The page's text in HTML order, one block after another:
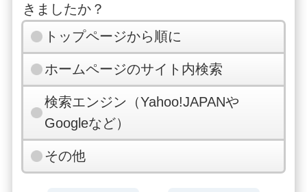
きましたか？
トップページから順に
ホームページのサイト内検索
検索エンジン（Yahoo!JAPANや
Googleなど）
その他